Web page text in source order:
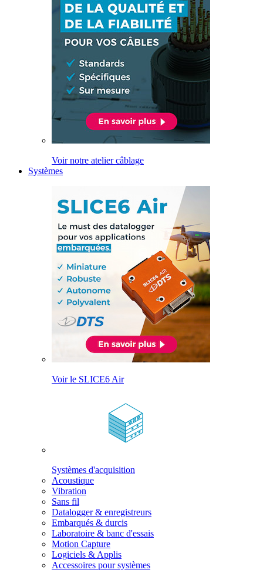
Voir notre atelier câblage
Systèmes
Voir le SLICE6 Air
Systèmes d'acquisition
Acoustique
Vibration
Sans fil
Datalogger & enregistreurs
Embarqués & durcis
Laboratoire & banc d'essais
Motion Capture
Logiciels & Applis
Accessoires pour systèmes